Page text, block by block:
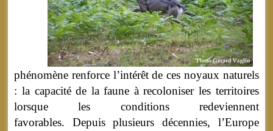
phénomène renforce l’intérêt de ces noyaux naturels
: la capacité de la faune à recoloniser les territoires
lorsque les conditions redeviennent
favorables. Depuis plusieurs décennies, l’Europe